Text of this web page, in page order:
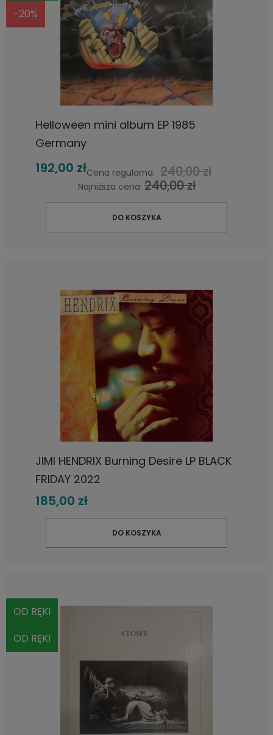
Helloween mini album EP 1985
Germany
192,00 złCena regularna: 240,00 zł
Najniższa cena:240,00 zł
DO KOSZYKA
-20%
JIMI HENDRIX Burning Desire LP BLACK
FRIDAY 2022
185,00 zł
DO KOSZYKA
OD RĘKI
OD RĘKI